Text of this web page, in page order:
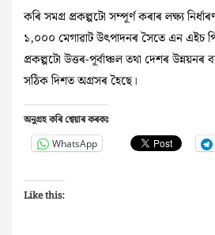
কৰি সমগ্ৰ প্ৰকল্পটো সম্পূৰ্ণ কৰাৰ লক্ষ্য
১,০০০ মেগাৱাট উৎপাদনৰ সৈতে এন এইচ
প্ৰকল্পটো উত্তৰ-পূৰ্বাঞ্চল তথা দেশৰ
সঠিক দিশত অগ্ৰসৰ হৈছে।
অনুগ্ৰহ কৰি শ্বেয়াৰ কৰকঃ
WhatsApp
Like this: